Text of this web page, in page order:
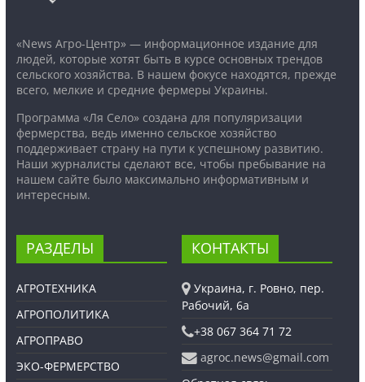
«News Агро-Центр» — информационное издание для
людей, которые хотят быть в курсе основных трендов
сельского хозяйства. В нашем фокусе находятся, прежде
всего, мелкие и средние фермеры Украины.
Программа «Ля Село» создана для популяризации
фермерства, ведь именно сельское хозяйство
поддерживает страну на пути к успешному развитию.
Наши журналисты сделают все, чтобы пребывание на
нашем сайте было максимально информативным и
интересным.
РАЗДЕЛЫ
АГРОТЕХНИКА
АГРОПОЛИТИКА
АГРОПРАВО
ЭКО-ФЕРМЕРСТВО
КОНТАКТЫ
Украина, г. Ровно, пер.
Рабочий, 6а
+38 067 364 71 72
agroc.news@gmail.com